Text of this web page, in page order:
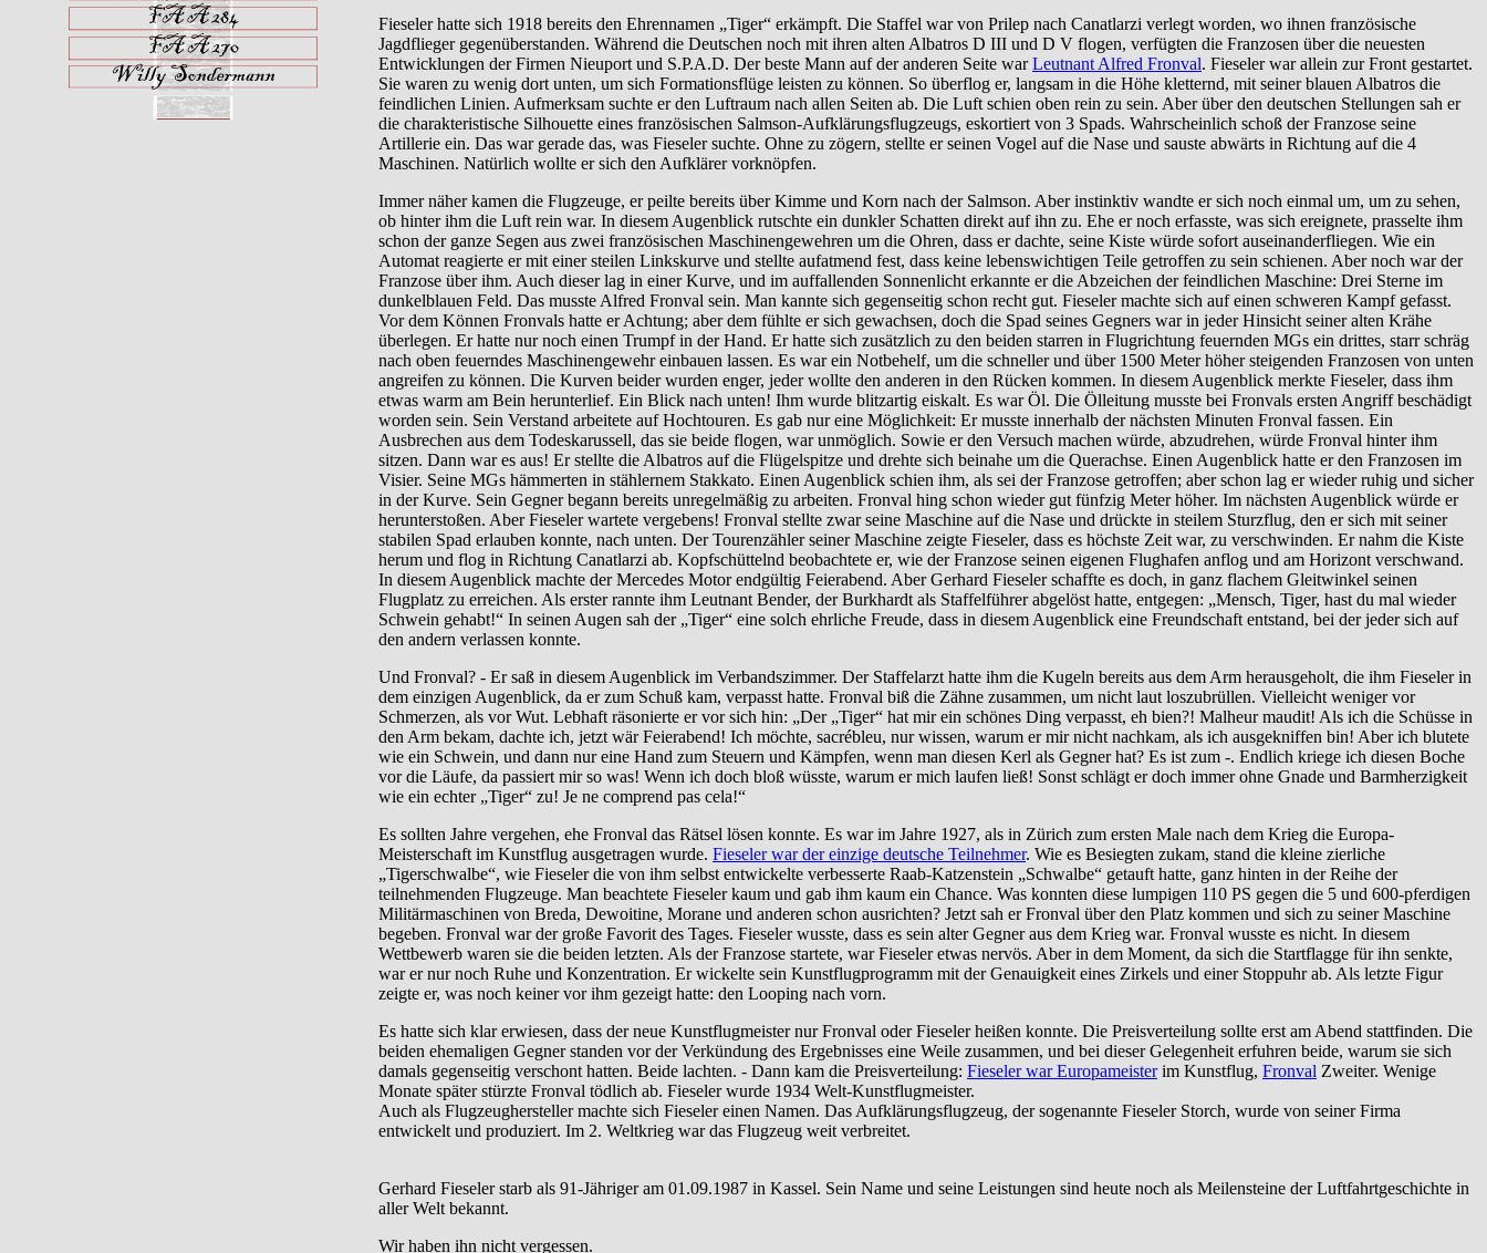
Fieseler hatte sich 1918 bereits den Ehrennamen „Tiger“ erkämpft. Die Staffel war von Prilep nach Canatlarzi verlegt worden, wo ihnen französische
Jagdflieger gegenüberstanden. Während die Deutschen noch mit ihren alten Albatros D III und D V flogen, verfügten die Franzosen über die neuesten
Entwicklungen der Firmen Nieuport und S.P.A.D. Der beste Mann auf der anderen Seite warLeutnant Alfred Fronval. Fieseler war allein zur Front gestartet.
Sie waren zu wenig dort unten, um sich Formationsflüge leisten zu können. So überflog er, langsam in die Höhe kletternd, mit seiner blauen Albatros die
feindlichen Linien. Aufmerksam suchte er den Luftraum nach allen Seiten ab. Die Luft schien oben rein zu sein. Aber über den deutschen Stellungen sah er
die charakteristische Silhouette eines französischen Salmson-Aufklärungsflugzeugs, eskortiert von 3 Spads. Wahrscheinlich schoß der Franzose seine
Artillerie ein. Das war gerade das, was Fieseler suchte. Ohne zu zögern, stellte er seinen Vogel auf die Nase und sauste abwärts in Richtung auf die 4
Maschinen. Natürlich wollte er sich den Aufklärer vorknöpfen.
Immer näher kamen die Flugzeuge, er peilte bereits über Kimme und Korn nach der Salmson. Aber instinktiv wandte er sich noch einmal um, um zu sehen,
ob hinter ihm die Luft rein war. In diesem Augenblick rutschte ein dunkler Schatten direkt auf ihn zu. Ehe er noch erfasste, was sich ereignete, prasselte ihm
schon der ganze Segen aus zwei französischen Maschinengewehren um die Ohren, dass er dachte, seine Kiste würde sofort auseinanderfliegen. Wie ein
Automat reagierte er mit einer steilen Linkskurve und stellte aufatmend fest, dass keine lebenswichtigen Teile getroffen zu sein schienen. Aber noch war der
Franzose über ihm. Auch dieser lag in einer Kurve, und im auffallenden Sonnenlicht erkannte er die Abzeichen der feindlichen Maschine: Drei Sterne im
dunkelblauen Feld. Das musste Alfred Fronval sein. Man kannte sich gegenseitig schon recht gut. Fieseler machte sich auf einen schweren Kampf gefasst.
Vor dem Können Fronvals hatte er Achtung; aber dem fühlte er sich gewachsen, doch die Spad seines Gegners war in jeder Hinsicht seiner alten Krähe
überlegen. Er hatte nur noch einen Trumpf in der Hand. Er hatte sich zusätzlich zu den beiden starren in Flugrichtung feuernden MGs ein drittes, starr schräg
nach oben feuerndes Maschinengewehr einbauen lassen. Es war ein Notbehelf, um die schneller und über 1500 Meter höher steigenden Franzosen von unten
angreifen zu können. Die Kurven beider wurden enger, jeder wollte den anderen in den Rücken kommen. In diesem Augenblick merkte Fieseler, dass ihm
etwas warm am Bein herunterlief. Ein Blick nach unten! Ihm wurde blitzartig eiskalt. Es war Öl. Die Ölleitung musste bei Fronvals ersten Angriff beschädigt
worden sein. Sein Verstand arbeitete auf Hochtouren. Es gab nur eine Möglichkeit: Er musste innerhalb der nächsten Minuten Fronval fassen. Ein
Ausbrechen aus dem Todeskarussell, das sie beide flogen, war unmöglich. Sowie er den Versuch machen würde, abzudrehen, würde Fronval hinter ihm
sitzen. Dann war es aus! Er stellte die Albatros auf die Flügelspitze und drehte sich beinahe um die Querachse. Einen Augenblick hatte er den Franzosen im
Visier. Seine MGs hämmerten in stählernem Stakkato. Einen Augenblick schien ihm, als sei der Franzose getroffen; aber schon lag er wieder ruhig und sicher
in der Kurve. Sein Gegner begann bereits unregelmäßig zu arbeiten. Fronval hing schon wieder gut fünfzig Meter höher. Im nächsten Augenblick würde er
herunterstoßen. Aber Fieseler wartete vergebens! Fronval stellte zwar seine Maschine auf die Nase und drückte in steilem Sturzflug, den er sich mit seiner
stabilen Spad erlauben konnte, nach unten. Der Tourenzähler seiner Maschine zeigte Fieseler, dass es höchste Zeit war, zu verschwinden. Er nahm die Kiste
herum und flog in Richtung Canatlarzi ab. Kopfschüttelnd beobachtete er, wie der Franzose seinen eigenen Flughafen anflog und am Horizont verschwand.
In diesem Augenblick machte der Mercedes Motor endgültig Feierabend. Aber Gerhard Fieseler schaffte es doch, in ganz flachem Gleitwinkel seinen
Flugplatz zu erreichen. Als erster rannte ihm Leutnant Bender, der Burkhardt als Staffelführer abgelöst hatte, entgegen: „Mensch, Tiger, hast du mal wieder
Schwein gehabt!“ In seinen Augen sah der „Tiger“ eine solch ehrliche Freude, dass in diesem Augenblick eine Freundschaft entstand, bei der jeder sich auf
den andern verlassen konnte.
Und Fronval? - Er saß in diesem Augenblick im Verbandszimmer. Der Staffelarzt hatte ihm die Kugeln bereits aus dem Arm herausgeholt, die ihm Fieseler in
dem einzigen Augenblick, da er zum Schuß kam, verpasst hatte. Fronval biß die Zähne zusammen, um nicht laut loszubrüllen. Vielleicht weniger vor
Schmerzen, als vor Wut. Lebhaft räsonierte er vor sich hin: „Der „Tiger“ hat mir ein schönes Ding verpasst, eh bien?! Malheur maudit! Als ich die Schüsse in
den Arm bekam, dachte ich, jetzt wär Feierabend! Ich möchte, sacrébleu, nur wissen, warum er mir nicht nachkam, als ich ausgekniffen bin! Aber ich blutete
wie ein Schwein, und dann nur eine Hand zum Steuern und Kämpfen, wenn man diesen Kerl als Gegner hat? Es ist zum -. Endlich kriege ich diesen Boche
vor die Läufe, da passiert mir so was! Wenn ich doch bloß wüsste, warum er mich laufen ließ! Sonst schlägt er doch immer ohne Gnade und Barmherzigkeit
wie ein echter „Tiger“ zu! Je ne comprend pas cela!“
Es sollten Jahre vergehen, ehe Fronval das Rätsel lösen konnte. Es war im Jahre 1927, als in Zürich zum ersten Male nach dem Krieg die Europa-
Meisterschaft im Kunstflug ausgetragen wurde. Fieseler war der einzige deutsche Teilnehmer. Wie es Besiegten zukam, stand die kleine zierliche
„Tigerschwalbe“, wie Fieseler die von ihm selbst entwickelte verbesserte Raab-Katzenstein „Schwalbe“ getauft hatte, ganz hinten in der Reihe der
teilnehmenden Flugzeuge. Man beachtete Fieseler kaum und gab ihm kaum ein Chance. Was konnten diese lumpigen 110 PS gegen die 5 und 600-pferdigen
Militärmaschinen von Breda, Dewoitine, Morane und anderen schon ausrichten? Jetzt sah er Fronval über den Platz kommen und sich zu seiner Maschine
begeben. Fronval war der große Favorit des Tages. Fieseler wusste, dass es sein alter Gegner aus dem Krieg war. Fronval wusste es nicht. In diesem
Wettbewerb waren sie die beiden letzten. Als der Franzose startete, war Fieseler etwas nervös. Aber in dem Moment, da sich die Startflagge für ihn senkte,
war er nur noch Ruhe und Konzentration. Er wickelte sein Kunstflugprogramm mit der Genauigkeit eines Zirkels und einer Stoppuhr ab. Als letzte Figur
zeigte er, was noch keiner vor ihm gezeigt hatte: den Looping nach vorn.
Es hatte sich klar erwiesen, dass der neue Kunstflugmeister nur Fronval oder Fieseler heißen konnte. Die Preisverteilung sollte erst am Abend stattfinden. Die
beiden ehemaligen Gegner standen vor der Verkündung des Ergebnisses eine Weile zusammen, und bei dieser Gelegenheit erfuhren beide, warum sie sich
damals gegenseitig verschont hatten. Beide lachten. - Dann kam die Preisverteilung: Fieseler war Europameisterim Kunstflug, Fronval Zweiter. Wenige
Monate später stürzte Fronval tödlich ab. Fieseler wurde 1934 Welt-Kunstflugmeister.
Auch als Flugzeughersteller machte sich Fieseler einen Namen. Das Aufklärungsflugzeug, der sogenannte Fieseler Storch, wurde von seiner Firma
entwickelt und produziert. Im 2. Weltkrieg war das Flugzeug weit verbreitet.
Gerhard Fieseler starb als 91-Jähriger am 01.09.1987 in Kassel. Sein Name und seine Leistungen sind heute noch als Meilensteine der Luftfahrtgeschichte in
aller Welt bekannt.
Wir haben ihn nicht vergessen.